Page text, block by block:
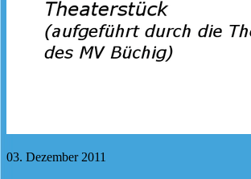
03. Dezember 2011